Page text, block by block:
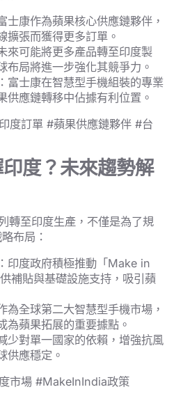
士康作為蘋果核心供應鏈夥伴，
擴張而獲得更多訂單。
來可能將更多產品轉至印度製
布局將進一步強化其競爭力。
富士康在智慧型手機組裝的專業
供應鏈轉移中佔據有利位置。
度訂單 #蘋果供應鏈夥伴 #台
度？未來趨勢解
轉至印度生產，不僅是為了規
布局：
印度政府積極推動「Make in
補貼與基礎設施支持，吸引蘋
為全球第二大智慧型手機市場，
為蘋果拓展的重要據點。
少對單一國家的依賴，增強抗風
供應穩定。
市場 #MakeInIndia政策